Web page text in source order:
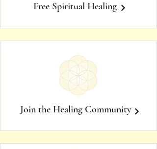
Free Spiritual Healing
Join the Healing Community